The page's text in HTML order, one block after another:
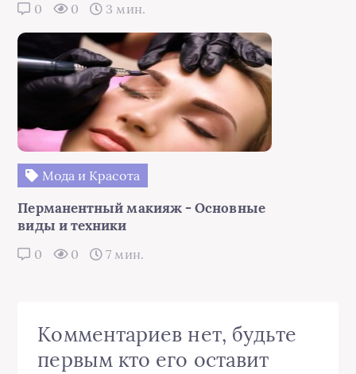
0 0 3 мин.
Мода и Красота
Перманентный макияж - Основные
виды и техники
0 0 7 мин.
Комментариев нет, будьте
первым кто его оставит